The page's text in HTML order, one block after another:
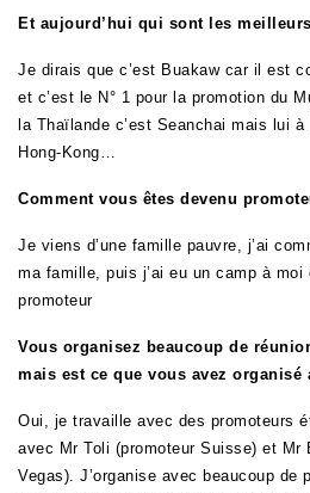
Et aujourd’hui qui sont les
Je dirais que c’est Buakaw car il est
et c’est le N° 1 pour la promotion du
la Thaïlande c’est Seanchai mais lui à
Hong-Kong…
Comment vous êtes devenu
Je viens d’une famille pauvre, j’ai
ma famille, puis j’ai eu un camp à
promoteur
Vous organisez beaucoup de
mais est ce que vous avez organisé
Oui, je travaille avec des promoteurs
avec Mr Toli (promoteur Suisse) et Mr
Vegas). J’organise avec beaucoup de